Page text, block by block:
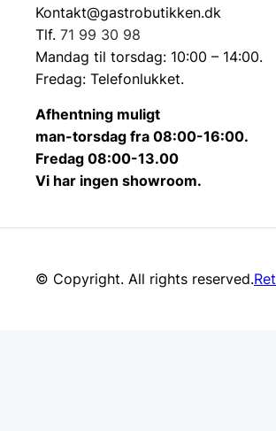
Kontakt@gastrobutikken.dk
Tlf. 71 99 30 98
Mandag til torsdag: 10:00 – 14:00.
Fredag: Telefonlukket.
Afhentning muligt
man-torsdag fra 08:00-16:00.
Fredag 08:00-13.00
Vi har ingen showroom.
© Copyright. All rights reserved.